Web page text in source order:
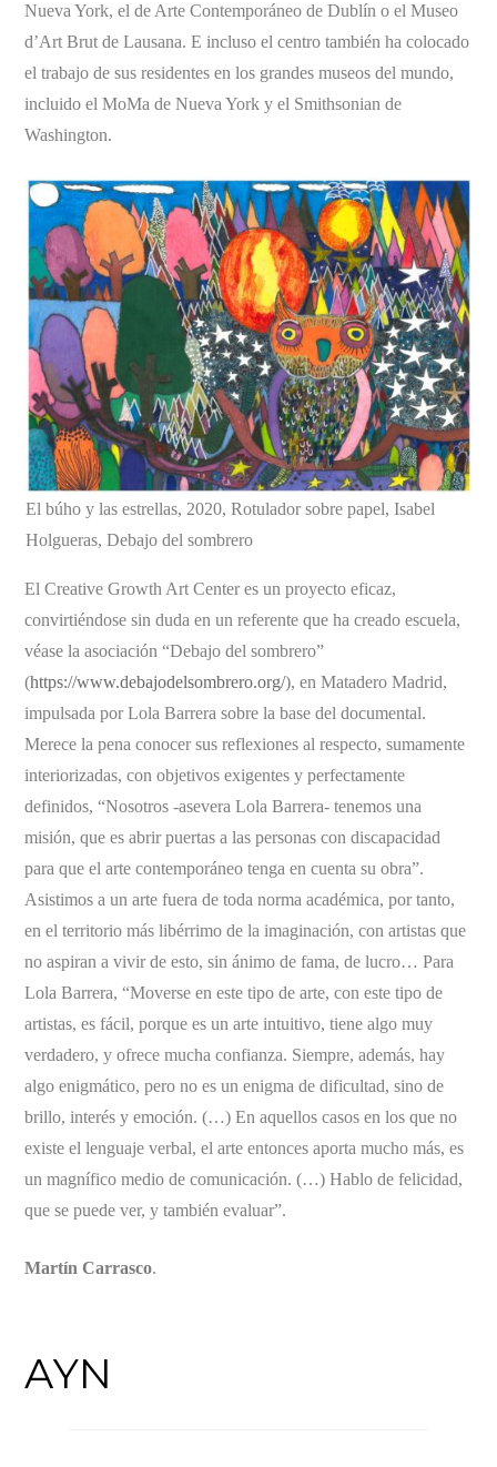
Nueva York, el de Arte Contemporáneo de Dublín o el Museo
d’Art Brut de Lausana. E incluso el centro también ha colocado
el trabajo de sus residentes en los grandes museos del mundo,
incluido el MoMa de Nueva York y el Smithsonian de
Washington.
El búho y las estrellas, 2020, Rotulador sobre papel, Isabel
Holgueras, Debajo del sombrero
El Creative Growth Art Center es un proyecto eficaz,
convirtiéndose sin duda en un referente que ha creado escuela,
véase la asociación “Debajo del sombrero”
(https://www.debajodelsombrero.org/), en Matadero Madrid,
impulsada por Lola Barrera sobre la base del documental.
Merece la pena conocer sus reflexiones al respecto, sumamente
interiorizadas, con objetivos exigentes y perfectamente
definidos, “Nosotros -asevera Lola Barrera- tenemos una
misión, que es abrir puertas a las personas con discapacidad
para que el arte contemporáneo tenga en cuenta su obra”.
Asistimos a un arte fuera de toda norma académica, por tanto,
en el territorio más libérrimo de la imaginación, con artistas que
no aspiran a vivir de esto, sin ánimo de fama, de lucro… Para
Lola Barrera, “Moverse en este tipo de arte, con este tipo de
artistas, es fácil, porque es un arte intuitivo, tiene algo muy
verdadero, y ofrece mucha confianza. Siempre, además, hay
algo enigmático, pero no es un enigma de dificultad, sino de
brillo, interés y emoción. (…) En aquellos casos en los que no
existe el lenguaje verbal, el arte entonces aporta mucho más, es
un magnífico medio de comunicación. (…) Hablo de felicidad,
que se puede ver, y también evaluar”.
Martín Carrasco.
AYN